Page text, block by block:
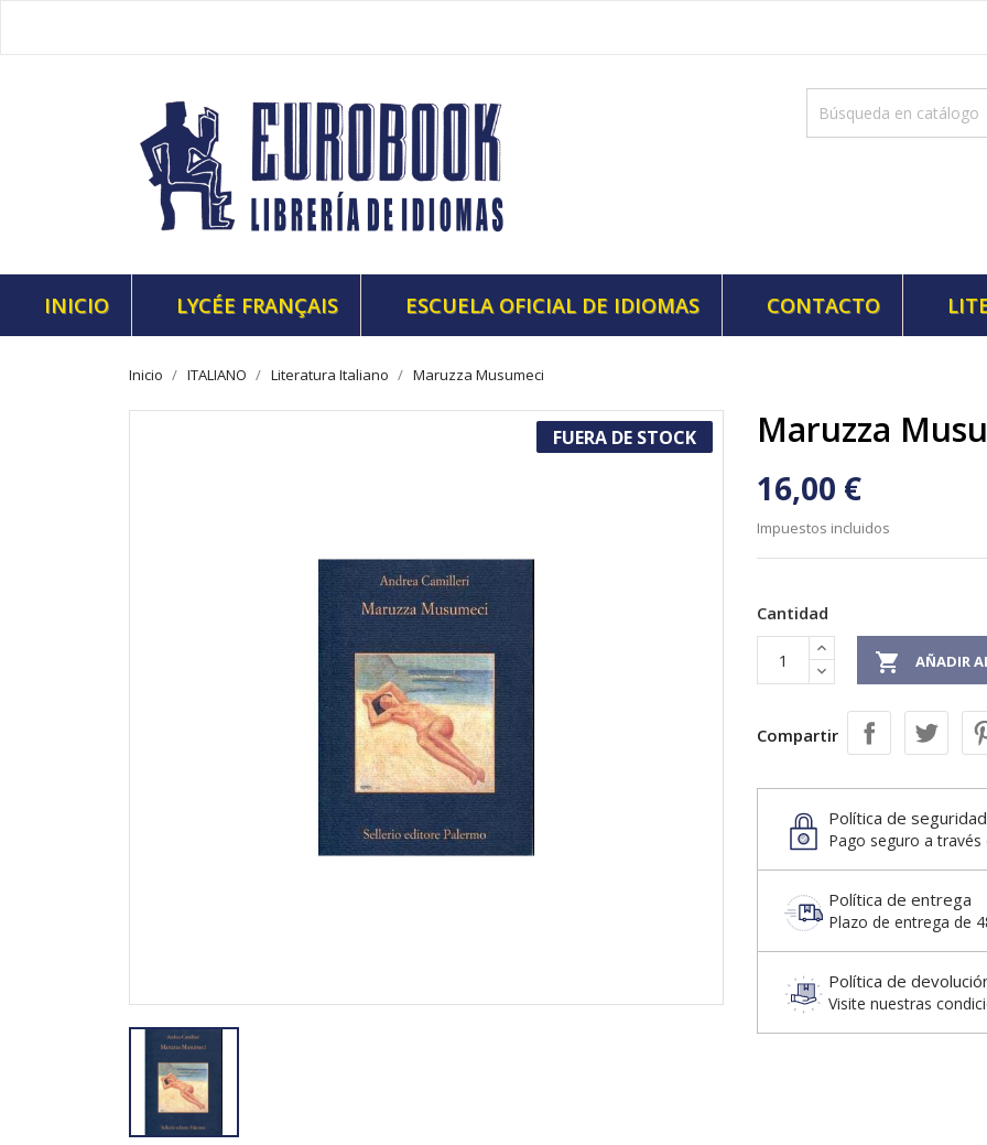
INICIO LYCÉE FRANÇAIS ESCUELA OFICIAL DE IDIOMAS CONTACTO
Inicio ITALIANO Literatura Italiano Maruzza Musumeci
FUERA DE STOCK Maruzza
16,00 €
Impuestos incluidos
Cantidad
 AÑADIR
Compartir
Política de seguridad
Pago seguro a través
Política de entrega
Plazo de entrega de
Política de
Visite nuestras